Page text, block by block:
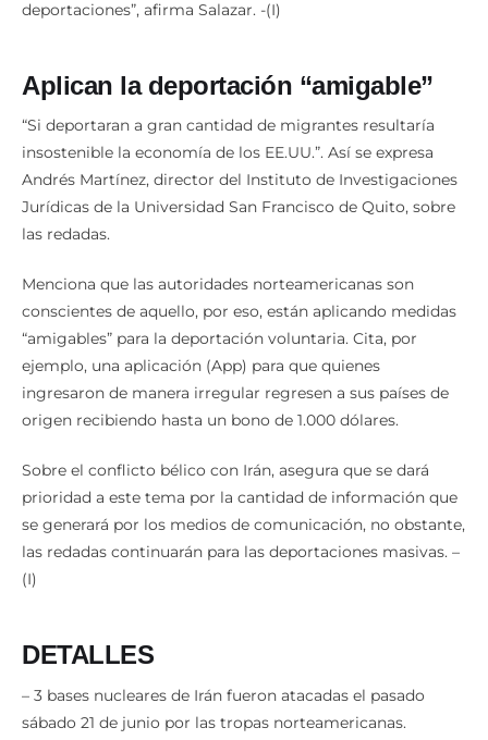
“Si deportaran a gran cantidad de migrantes resultaría
insostenible la economía de los EE.UU.”. Así se expresa
Andrés Martínez, director del Instituto de Investigaciones
Jurídicas de la Universidad San Francisco de Quito, sobre
las redadas.
conscientes de aquello, por eso, están aplicando medidas
“amigables” para la deportación voluntaria. Cita, por
ejemplo, una aplicación (App) para que quienes
ingresaron de manera irregular regresen a sus países de
origen recibiendo hasta un bono de 1.000 dólares.
prioridad a este tema por la cantidad de información que
se generará por los medios de comunicación, no obstante,
las redadas continuarán para las deportaciones masivas. –
(I)
– 3 bases nucleares de Irán fueron atacadas el pasado
sábado 21 de junio por las tropas norteamericanas.